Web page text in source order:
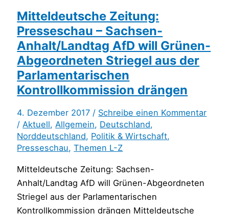
Mitteldeutsche Zeitung:
Presseschau – Sachsen-
Anhalt/Landtag AfD will Grünen-
Abgeordneten Striegel aus der
Parlamentarischen
Kontrollkommission drängen
4. Dezember 2017 / Schreibe einen Kommentar
/Aktuell,Allgemein, Deutschland,
Norddeutschland, Politik & Wirtschaft,
Presseschau,Themen L-Z
Mitteldeutsche Zeitung: Sachsen-
Anhalt/Landtag AfD will Grünen-Abgeordneten
Striegel aus der Parlamentarischen
Kontrollkommission drängen Mitteldeutsche